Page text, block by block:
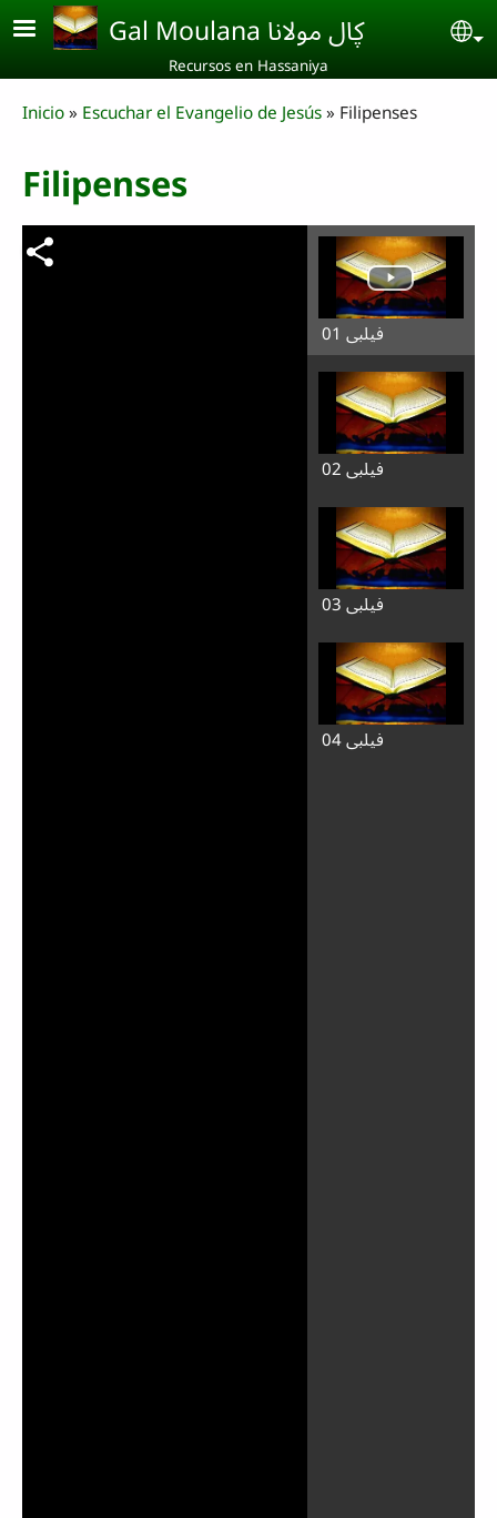
Skip to main content Gal Moulana ڮال مولانا
Recursos en Hassaniya
Breadcrumb
Inicio Escuchar el Evangelio de Jesús Filipenses
Filipenses
فيلبي 01
فيلبي 02
فيلبي 03
فيلبي 04